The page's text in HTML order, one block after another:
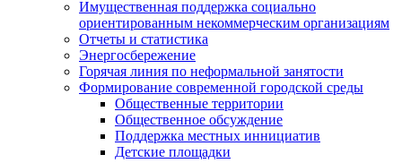
Имущественная поддержка социально
ориентированным некоммерческим организациям
Отчеты и статистика
Энергосбережение
Горячая линия по неформальной занятости
Формирование современной городской среды
Общественные территории
Общественное обсуждение
Поддержка местных иннициатив
Детские площадки